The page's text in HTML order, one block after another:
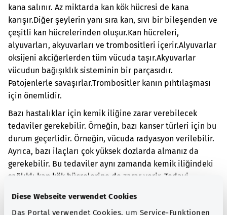
Diese Webseite verwendet Cookies
Das Portal verwendet Cookies, um Service-Funktionen
kana salınır. Az miktarda kan kök hücresi de kana
karışır.Diğer şeylerin yanı sıra kan, sıvı bir bileşenden ve
çeşitli kan hücrelerinden oluşur.Kan hücreleri,
alyuvarları, akyuvarları ve trombositleri içerir.Alyuvarlar
oksijeni akciğerlerden tüm vücuda taşır.Akyuvarlar
vücudun bağışıklık sisteminin bir parçasıdır.
Patojenlerle savaşırlar.Trombositler kanın pıhtılaşması
için önemlidir.
Bazı hastalıklar için kemik iliğine zarar verebilecek
tedaviler gerekebilir. Örneğin, bazı kanser türleri için bu
durum geçerlidir. Örneğin, vücuda radyasyon verilebilir.
Ayrıca, bazı ilaçları çok yüksek dozlarda almanız da
gerekebilir. Bu tedaviler aynı zamanda kemik iliğindeki
sağlıklı kan kök hücrelerine de zarar verir. Tedavi
Tedavi sonrasında daha önce kanınızdan alınan kan kök